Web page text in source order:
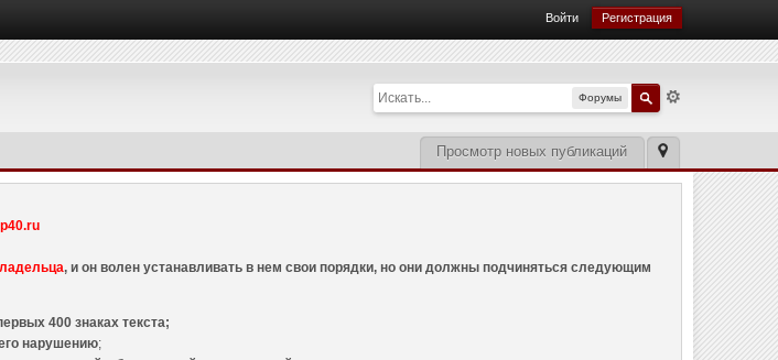
Войти Регистрация
Форумы
Просмотр новых публикаций
, и он волен устанавливать в нем свои порядки, но они должны подчиняться следующим
400 знаках текста;
нарушению;